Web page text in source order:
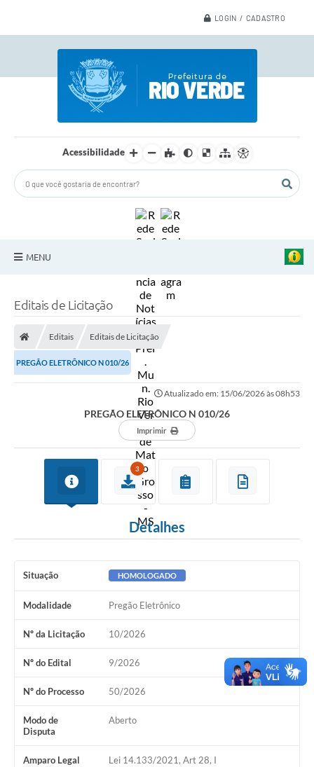
LOGIN / CADASTRO
Acessibilidade
MENU
LGPD - Lei Geral de Proteção de Dados
ITR
Conselhos Municipais
COVID 19
Contato
Diário Oficial MS
Editais de Licitação
Editais Editais de Licitação
PREGÃO ELETRÔNICO N 010/26
Atualizado em: 15/06/2026 às 08h53
PREGÃO ELETRÔNICO N 010/26
Imprimir
3
Detalhes
Situação HOMOLOGADO
Modalidade Pregão Eletrônico
Nº da Licitação 10/2026
Nº do Edital 9/2026
Nº do Processo 50/2026
Modo de
Disputa
Aberto
Amparo Legal Lei 14.133/2021, Art 28, I